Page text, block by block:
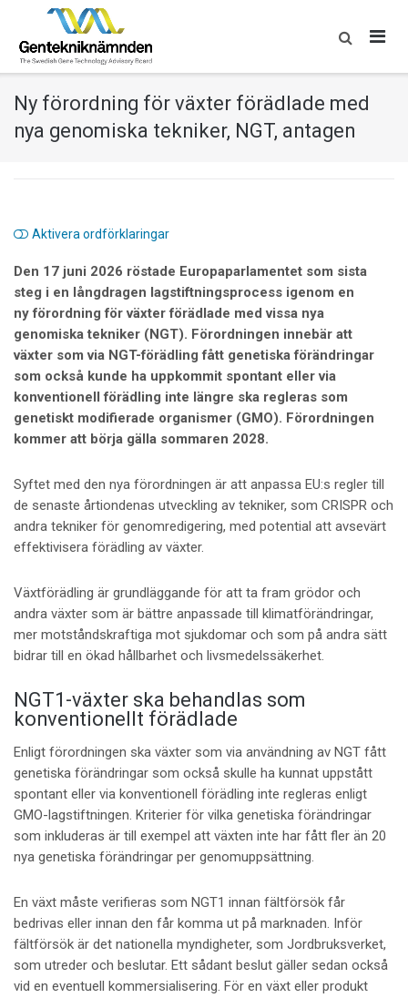
content
Ny förordning för växter förädlade med
nya genomiska tekniker, NGT, antagen
Aktivera ordförklaringar
Den 17 juni 2026 röstade Europaparlamentetsom sista
steg i en långdragen lagstiftningsprocess igenom en
nyförordning för växter förädlade med vissa nya
genomiska tekniker (NGT). Förordningen innebär att
växter som via NGT-förädling fått genetiska förändringar
som också kunde ha uppkommit spontant eller via
konventionell förädling inte längre ska regleras som
genetiskt modifierade organismer(GMO). Förordningen
kommer att börja gälla sommaren 2028.
Syftet med den nya förordningen är att anpassa EU:s regler till
de senaste årtiondenas utveckling av tekniker, som CRISPR och
andra tekniker för genomredigering, med potential att avsevärt
effektivisera förädling av växter.
Växtförädling är grundläggande för att ta fram grödor och
andra växter som är bättre anpassade till klimatförändringar,
mer motståndskraftiga mot sjukdomar och som på andra sätt
bidrar till en ökad hållbarhet och livsmedelssäkerhet.
NGT1-växter ska behandlas som
konventionellt förädlade
Enligt förordningen ska växter som via användning av NGT fått
genetiska förändringar som också skulle ha kunnat uppstått
spontant eller via konventionell förädling inte regleras enligt
GMO-lagstiftningen. Kriterier för vilka genetiska förändringar
som inkluderas är till exempel att växten inte har fått fler än 20
nya genetiska förändringar per genomuppsättning.
En växt måste verifieras som NGT1 innan fältförsökfår
bedrivas eller innan den får komma ut på marknaden. Inför
fältförsök är det nationella myndigheter, som Jordbruksverket,
som utreder och beslutar. Ett sådant beslut gäller sedan också
vid en eventuell kommersialisering. För en växt eller produkt